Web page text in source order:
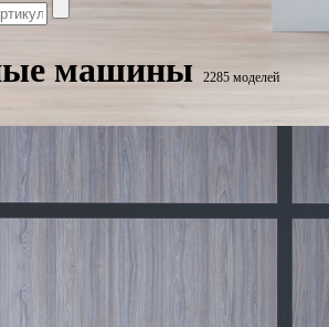
машины 2285 моделей